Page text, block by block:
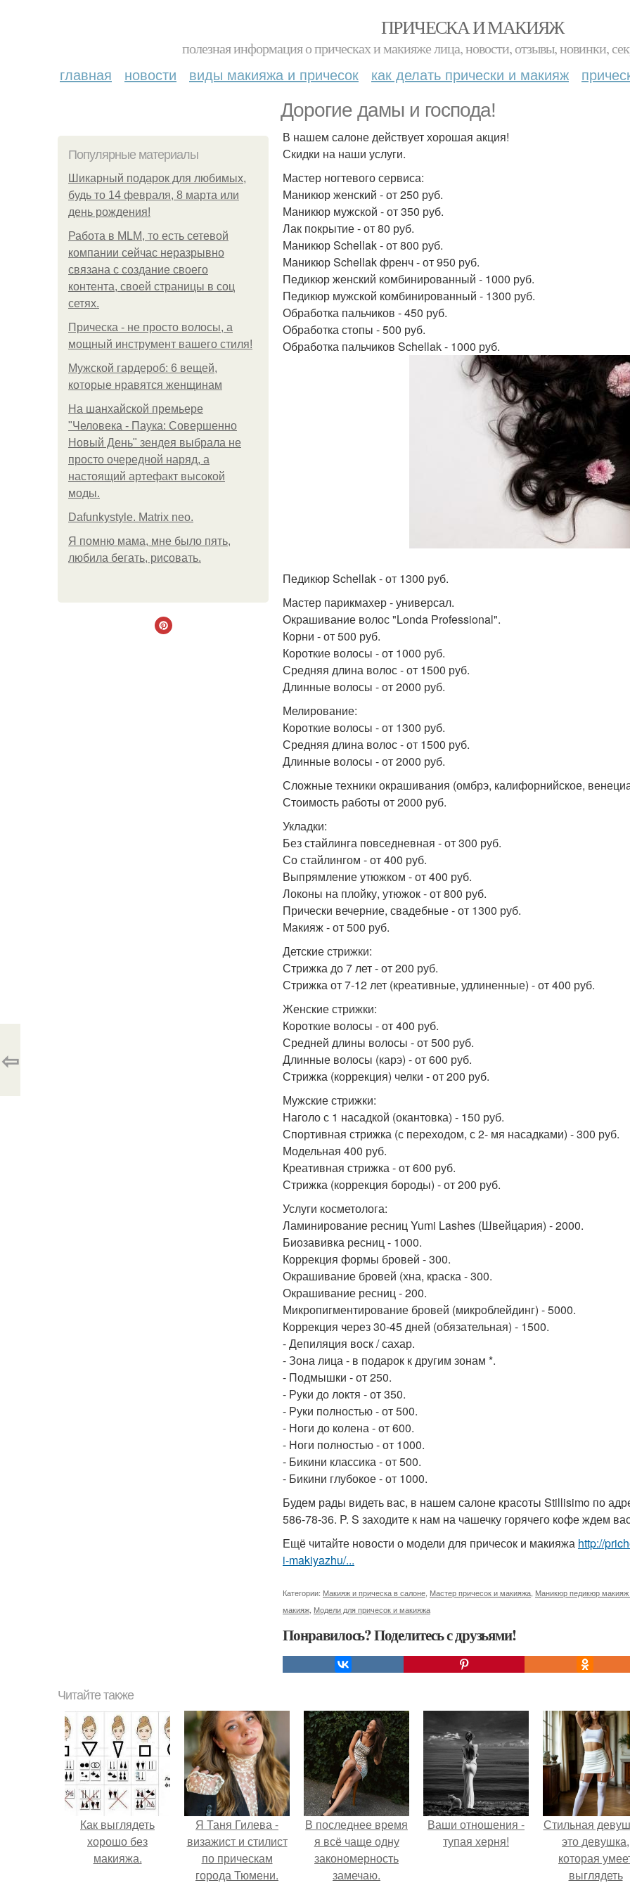
ПРИЧЕСКА И МАКИЯЖ
полезная информация о прическах и макияже лица, новости, отзывы, новинки,
главная новости виды макияжа и причесок как делать прически и макияж
Дорогие дамы и господа!
Популярные материалы
Шикарный подарок для любимых,
будь то 14 февраля, 8 марта или
день рождения!
Работа в MLM, то есть сетевой
компании сейчас неразрывно
связана с создание своего
контента, своей страницы в соц
сетях.
Прическа - не просто волосы, а
мощный инструмент вашего стиля!
Мужской гардероб: 6 вещей,
которые нравятся женщинам
На шанхайской премьере
"Человека - Паука: Совершенно
Новый День" зендея выбрала не
просто очередной наряд, а
настоящий артефакт высокой
моды.
Dafunkystyle. Matrix neo.
Я помню мама, мне было пять,
любила бегать, рисовать.
В нашем салоне действует хорошая акция!
Скидки на наши услуги.
Мастер ногтевого сервиса:
Маникюр женский - от 250 руб.
Маникюр мужской - от 350 руб.
Лак покрытие - от 80 руб.
Маникюр Schellak - от 800 руб.
Маникюр Schellak френч - от 950 руб.
Педикюр женский комбинированный - 1000 руб.
Педикюр мужской комбинированный - 1300 руб.
Обработка пальчиков - 450 руб.
Обработка стопы - 500 руб.
Обработка пальчиков Schellak - 1000 руб.
Педикюр Schellak - от 1300 руб.
Мастер парикмахер - универсал.
Окрашивание волос "Londa Professional".
Корни - от 500 руб.
Короткие волосы - от 1000 руб.
Средняя длина волос - от 1500 руб.
Длинные волосы - от 2000 руб.
Мелирование:
Короткие волосы - от 1300 руб.
Средняя длина волос - от 1500 руб.
Длинные волосы - от 2000 руб.
Сложные техники окрашивания (омбрэ, калифорнийское,
Стоимость работы от 2000 руб.
Укладки:
Без стайлинга повседневная - от 300 руб.
Со стайлингом - от 400 руб.
Выпрямление утюжком - от 400 руб.
Локоны на плойку, утюжок - от 800 руб.
Прически вечерние, свадебные - от 1300 руб.
Макияж - от 500 руб.
Детские стрижки:
Стрижка до 7 лет - от 200 руб.
Стрижка от 7-12 лет (креативные, удлиненные) - от 400 руб.
Женские стрижки:
Короткие волосы - от 400 руб.
Средней длины волосы - от 500 руб.
Длинные волосы (карэ) - от 600 руб.
Стрижка (коррекция) челки - от 200 руб.
Мужские стрижки:
Наголо с 1 насадкой (окантовка) - 150 руб.
Спортивная стрижка (с переходом, с 2- мя насадками) - 300 руб.
Модельная 400 руб.
Креативная стрижка - от 600 руб.
Стрижка (коррекция бороды) - от 200 руб.
Услуги косметолога:
Ламинирование ресниц Yumi Lashes (Швейцария) - 2000.
Биозавивка ресниц - 1000.
Коррекция формы бровей - 300.
Окрашивание бровей (хна, краска - 300.
Окрашивание ресниц - 200.
Микропигментирование бровей (микроблейдинг) - 5000.
Коррекция через 30-45 дней (обязательная) - 1500.
- Депиляция воск / сахар.
- Зона лица - в подарок к другим зонам *.
- Подмышки - от 250.
- Руки до локтя - от 350.
- Руки полностью - от 500.
- Ноги до колена - от 600.
- Ноги полностью - от 1000.
- Бикини классика - от 500.
- Бикини глубокое - от 1000.
Будем рады видеть вас, в нашем салоне красоты Stillisimo по
586-78-36. P. S заходите к нам на чашечку горячего кофе ждем
Ещё читайте новости о модели для причесок и макияжа http://
i-makiyazhu/...
Категории: Макияж и прическа в салоне Мастер причесок и макияжа Маникюр педикюр макияж
макияж Модели для причесок и макияжа
Понравилось? Поделитесь с друзьями!
⇦
Читайте также
Как выглядеть
хорошо без
макияжа.
Я Таня Гилева -
визажист и стилист
по прическам
города Тюмени.
В последнее время
я всё чаще одну
закономерность
замечаю.
Ваши отношения -
тупая херня!
Стильная
это девушка,
которая
выглядеть